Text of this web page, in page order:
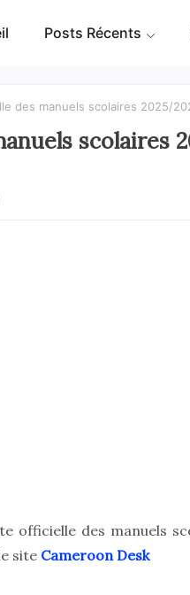
Posts Récents
des manuels scolaires 2025/
scolaires
officielle des manuels
site Cameroon Desk